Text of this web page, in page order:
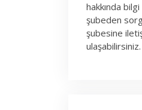
hakkında
şubeden
şubesine
ulaşabilirsiniz.